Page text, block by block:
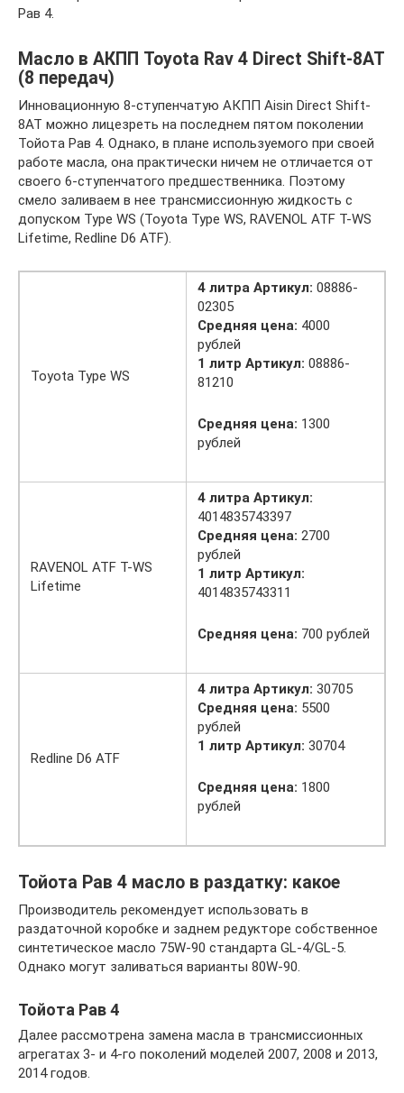
Рав 4.
Масло в АКПП Toyota Rav 4 Direct Shift-8AT
(8 передач)
Инновационную 8-ступенчатую АКПП Aisin Direct Shift-
8AT можно лицезреть на последнем пятом поколении
Тойота Рав 4. Однако, в плане используемого при своей
работе масла, она практически ничем не отличается от
своего 6-ступенчатого предшественника. Поэтому
смело заливаем в нее трансмиссионную жидкость с
допуском Type WS (Toyota Type WS, RAVENOL ATF T-WS
Lifetime, Redline D6 ATF).
Toyota Type WS
4 литра Артикул: 08886-
02305
Средняя цена: 4000
рублей
1 литр Артикул: 08886-
81210
Средняя цена: 1300
рублей
RAVENOL ATF T-WS
Lifetime
4 литра Артикул:
4014835743397
Средняя цена: 2700
рублей
1 литр Артикул:
4014835743311
Средняя цена: 700 рублей
Redline D6 ATF
4 литра Артикул: 30705
Средняя цена: 5500
рублей
1 литр Артикул: 30704
Средняя цена: 1800
рублей
Тойота Рав 4 масло в раздатку: какое
Производитель рекомендует использовать в
раздаточной коробке и заднем редукторе собственное
синтетическое масло 75W-90 стандарта GL-4/GL-5.
Однако могут заливаться варианты 80W-90.
Тойота Рав 4
Далее рассмотрена замена масла в трансмиссионных
агрегатах 3- и 4-го поколений моделей 2007, 2008 и 2013,
2014 годов.